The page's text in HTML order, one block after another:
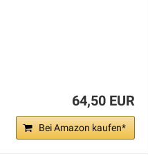
64,50 EUR
Bei Amazon kaufen*